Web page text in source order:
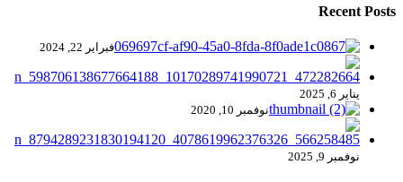
Recent Posts
فبراير 22, 2024
يناير 6, 2025
نوفمبر 10, 2020
نوفمبر 9, 2025